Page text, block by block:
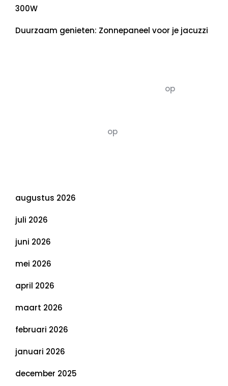
300W
Duurzaam genieten: Zonnepaneel voor je jacuzzi
op
op
augustus 2026
juli 2026
juni 2026
mei 2026
april 2026
maart 2026
februari 2026
januari 2026
december 2025